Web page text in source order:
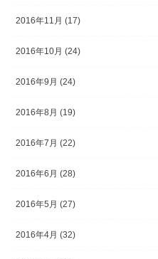
2016年11月 (17)
2016年10月 (24)
2016年9月 (24)
2016年8月 (19)
2016年7月 (22)
2016年6月 (28)
2016年5月 (27)
2016年4月 (32)